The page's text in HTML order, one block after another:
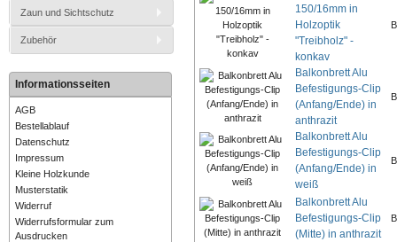
150/16mm in
Holzoptik
"Treibholz" -
konkav
Balkonbrett Alu
Befestigungs-Clip
(Anfang/Ende) in
anthrazit
Balkonbrett Alu
Befestigungs-Clip
(Anfang/Ende) in
weiß
Balkonbrett Alu
Befestigungs-Clip
(Mitte) in anthrazit
Zaun und Sichtschutz
Zubehör
Informationsseiten
AGB
Bestellablauf
Datenschutz
Impressum
Kleine Holzkunde
Musterstatik
Widerruf
Widerrufsformular zum
Ausdrucken